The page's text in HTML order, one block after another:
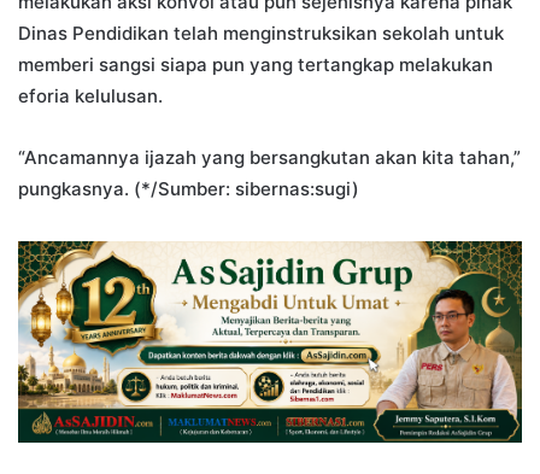
Dinas Pendidikan telah menginstruksikan sekolah untuk
memberi sangsi siapa pun yang tertangkap melakukan
eforia kelulusan.
“Ancamannya ijazah yang bersangkutan akan kita tahan,”
pungkasnya. (*/Sumber: sibernas:sugi)